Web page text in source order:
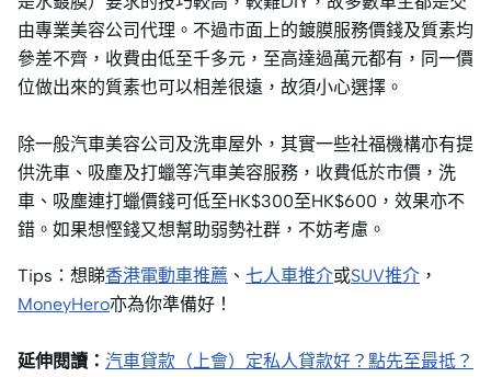
由專業美容公司代理。不過市面上的鍍膜服務價錢及質素均
參差不齊，收費由低至千多元，至高達過萬元都有，同一價
位做出來的質素也可以相差很遠，故須小心選擇。
除一般汽車美容公司及洗車屋外，其實一些社福機構亦有提
供洗車、吸塵及打蠟等汽車美容服務，收費低於市價，洗
車、吸塵連打蠟價錢可低至HK$300至HK$600，效果亦不
錯。如果想慳錢又想幫助弱勢社群，不妨考慮。
Tips：想睇香港電動車推薦 、 七人車推介或SUV推介 ，
MoneyHero亦為你準備好！
延伸閱讀： 汽車貸款（上會）定私人貸款好？點先至最抵？